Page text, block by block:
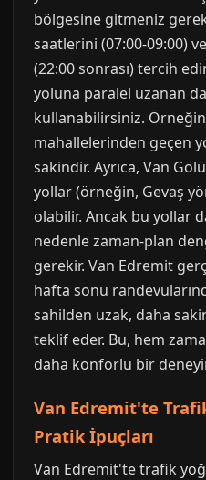
bölgesine gitmeniz
saatlerini (07:00-09:00)
(22:00 sonrası) tercih
yoluna paralel uzanan
kullanabilirsiniz.
mahallelerinden geçen
sakindir. Ayrıca, Van
yollar (örneğin, Gevaş
olabilir. Ancak bu yollar
nedenle zaman-plan
gerekir. Van Edremit
hafta sonu
sahilden uzak, daha
teklif eder. Bu, hem
daha konforlu bir
Van Edremit'te
Pratik İpuçları
Van Edremit'te trafik